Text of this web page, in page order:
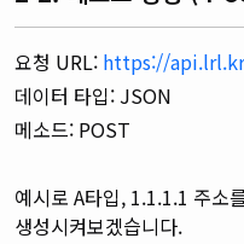
요청 URL: https://
데이터 타입: JSON
메소드: POST
예시로 A타입, 1.1.1.1 주
생성시켜보겠습니다.